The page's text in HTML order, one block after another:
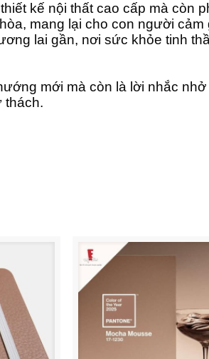
kế nội thất cao cấp mà còn
mang lại cho con người cảm
lai gần, nơi sức khỏe tinh
mới mà còn là lời nhắc
thách.